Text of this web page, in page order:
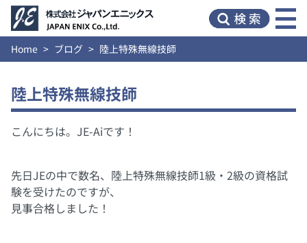
Home ブログ 陸上特殊無線技師
陸上特殊無線技師
こんにちは。JE-Aiです！
先日JEの中で数名、陸上特殊無線技師1級・2級の資格試
験を受けたのですが、
見事合格しました！